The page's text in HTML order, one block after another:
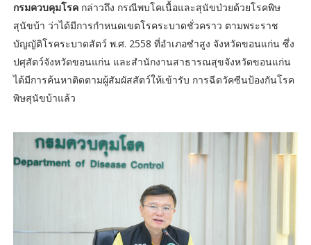
กรมควบคุมโรคกล่าวถึง กรณีพบโคเนื้อและสุนัขป่วยด้วยโรคพิษ
สุนัขบ้า ว่าได้มีการกำหนดเขตโรคระบาดชั่วคราว ตามพระราช
บัญญัติโรคระบาดสัตว์ พ.ศ. 2558 ที่อำเภอซำสูง จังหวัดขอนแก่น ซึ่ง
ปศุสัตว์จังหวัดขอนแก่น และสำนักงานสาธารณสุขจังหวัดขอนแก่น
ได้มีการค้นหาติดตามผู้สัมผัสสัตว์ให้เข้ารับ การฉีดวัคซีนป้องกันโรค
พิษสุนัขบ้าแล้ว